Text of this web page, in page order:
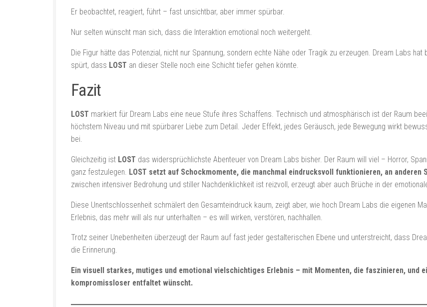
Er beobachtet, reagiert, führt – fast unsichtbar, aber immer spürbar.
Nur selten wünscht man sich, dass die Interaktion emotional noch weitergeht.
Die Figur hätte das Potenzial, nicht nur Spannung, sondern echte Nähe oder Tragik zu erzeugen. Dream Labs
spürt, dass LOST an dieser Stelle noch eine Schicht tiefer gehen könnte.
Fazit
LOST markiert für Dream Labs eine neue Stufe ihres Schaffens. Technisch und atmosphärisch ist der Raum
höchstem Niveau und mit spürbarer Liebe zum Detail. Jeder Effekt, jedes Geräusch, jede Bewegung wirkt
bei.
Gleichzeitig ist LOST das widersprüchlichste Abenteuer von Dream Labs bisher. Der Raum will viel – Horror,
ganz festzulegen. LOST setzt auf Schockmomente, die manchmal eindrucksvoll funktionieren, an anderen
zwischen intensiver Bedrohung und stiller Nachdenklichkeit ist reizvoll, erzeugt aber auch Brüche in der
Diese Unentschlossenheit schmälert den Gesamteindruck kaum, zeigt aber, wie hoch Dream Labs die eigenen
Erlebnis, das mehr will als nur unterhalten – es will wirken, verstören, nachhallen.
Trotz seiner Unebenheiten überzeugt der Raum auf fast jeder gestalterischen Ebene und unterstreicht, dass
die Erinnerung.
Ein visuell starkes, mutiges und emotional vielschichtiges Erlebnis – mit Momenten, die faszinieren, und
kompromissloser entfaltet wünscht.